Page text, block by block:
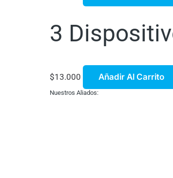
3
$13.000 Añadir Al Carrito
Nuestros Aliados: